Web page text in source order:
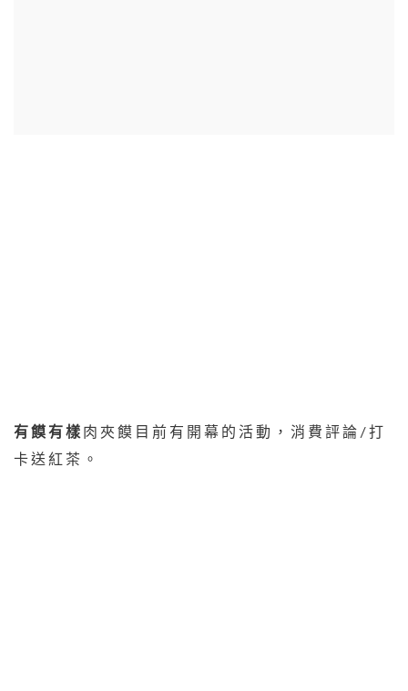
有饃有樣 肉夾饃目前有開幕的活動，消費評論/打
卡送紅茶。